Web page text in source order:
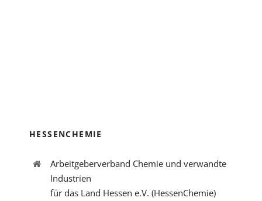
HESSENCHEMIE
Arbeitgeberverband Chemie und verwandte
Industrien
für das Land Hessen e.V. (HessenChemie)